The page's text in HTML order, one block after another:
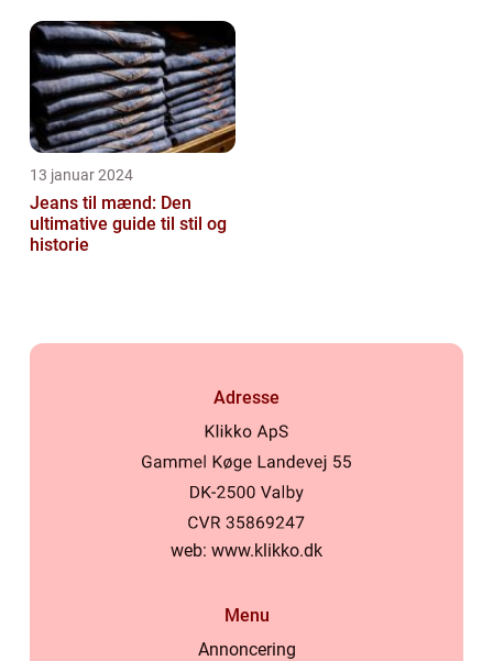
13 januar 2024
Jeans til mænd: Den
ultimative guide til stil og
historie
Adresse
web: www.klikko.dk
Menu
Annoncering